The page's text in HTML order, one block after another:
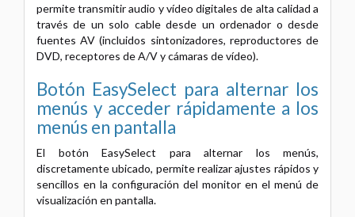
permite transmitir audio y vídeo digitales de alta calidad a
través de un solo cable desde un ordenador o desde
fuentes AV (incluidos sintonizadores, reproductores de
DVD, receptores de A/V y cámaras de vídeo).
Botón EasySelect para alternar los
menús y acceder rápidamente a los
menús en pantalla
El botón EasySelect para alternar los menús,
discretamente ubicado, permite realizar ajustes rápidos y
sencillos en la configuración del monitor en el menú de
visualización en pantalla.